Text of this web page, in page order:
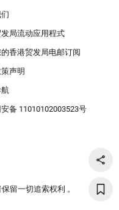
局流动应用程式
香港贸发局电邮订阅
声明
航
备 11010102003523号
留一切追索权利 。